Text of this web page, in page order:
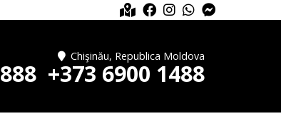
Chişinău, Republica Moldova
+373 6900 1488